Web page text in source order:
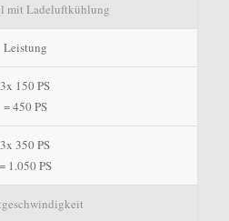
mit Ladeluftkühlung
Leistung
3x 150 PS
= 450 PS
3x 350 PS
= 1.050 PS